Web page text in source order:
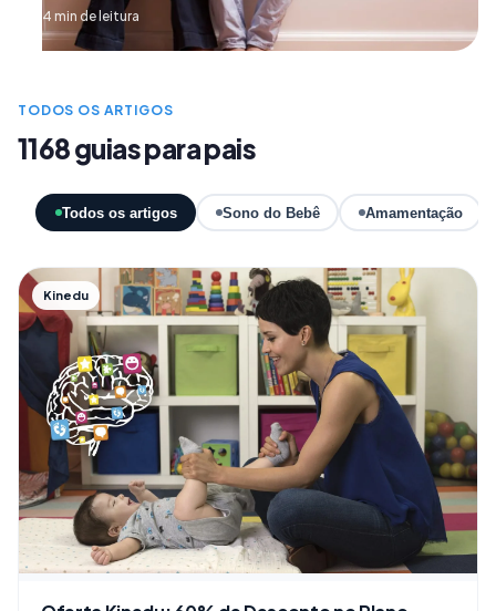
4 min de leitura
TODOS OS ARTIGOS
1168 guias para pais
Todos os artigos Sono do Bebê Amamentação
Kinedu